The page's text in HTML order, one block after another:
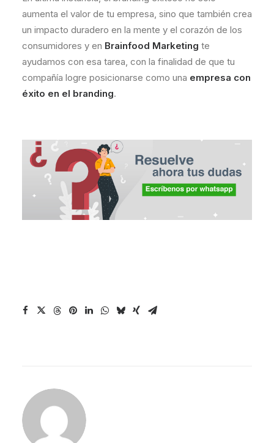
aumenta el valor de tu empresa, sino que también crea
un impacto duradero en la mente y el corazón de los
consumidores y en Brainfood Marketing te
ayudamos con esa tarea, con la finalidad de que tu
compañía logre posicionarse como una empresa con
éxito en el branding.